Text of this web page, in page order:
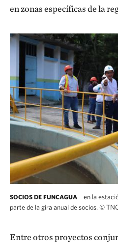
en zonas específicas de la
SOCIOS DE FUNCAGUA
en la
parte de la gira anual de socios. ©
Entre otros proyectos